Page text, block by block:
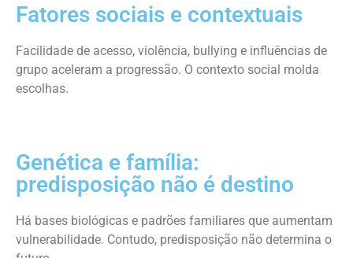
Fatores sociais e contextuais
Facilidade de acesso, violência, bullying e influências de
grupo aceleram a progressão. O contexto social molda
escolhas.
Genética e família:
predisposição não é destino
Há bases biológicas e padrões familiares que aumentam
vulnerabilidade. Contudo, predisposição não determina o